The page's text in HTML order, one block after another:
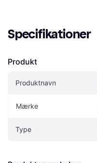
Specifikationer
Produkt
Produktnavn
Mærke
Type